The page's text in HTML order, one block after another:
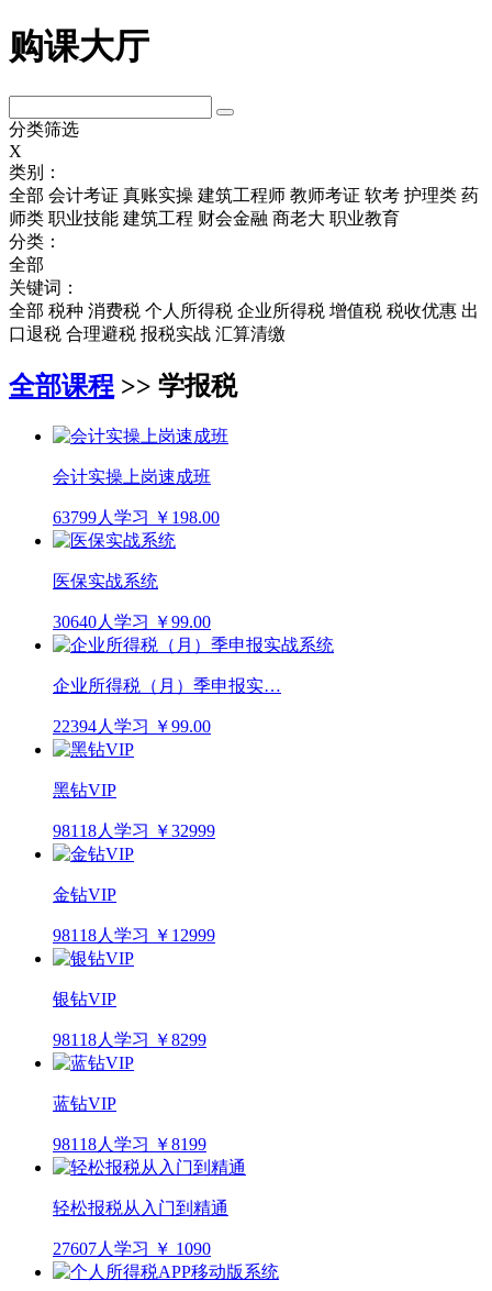
购课大厅
分类筛选
X
类别：
全部 会计考证 真账实操 建筑工程师 教师考证 软考 护理类 药
师类 职业技能 建筑工程 财会金融 商老大 职业教育
分类：
全部
关键词：
全部 税种 消费税 个人所得税 企业所得税 增值税 税收优惠 出
口退税 合理避税 报税实战 汇算清缴
全部课程 >> 学报税
会计实操上岗速成班
63799人学习 ￥198.00
医保实战系统
30640人学习 ￥99.00
企业所得税（月）季申报实…
22394人学习 ￥99.00
黑钻VIP
98118人学习 ￥32999
金钻VIP
98118人学习 ￥12999
银钻VIP
98118人学习 ￥8299
蓝钻VIP
98118人学习 ￥8199
轻松报税从入门到精通
27607人学习 ￥ 1090